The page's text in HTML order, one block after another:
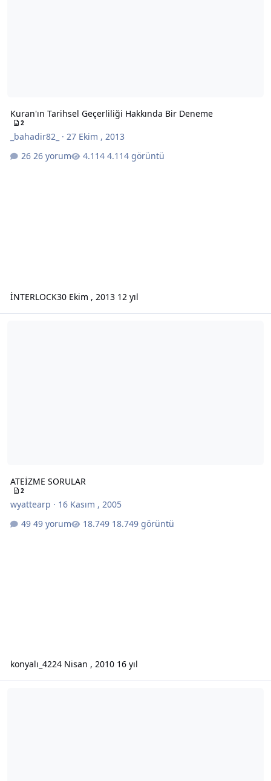
Kuran'ın Tarihsel Geçerliliği Hakkında Bir Deneme
2
_bahadir82_ · 27 Ekim , 2013
26 yorum
4.114 görüntü
İNTERLOCK30 Ekim , 2013 12 yıl
ATEİZME SORULAR
2
wyattearp · 16 Kasım , 2005
49 yorum
18.749 görüntü
konyalı_4224 Nisan , 2010 16 yıl